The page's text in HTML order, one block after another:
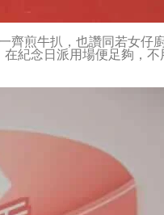
齊煎牛扒，也讚同若女仔
紀念日派用場便足夠，